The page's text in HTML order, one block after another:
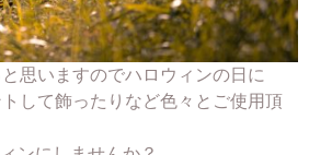
思いますのでハロウィンの日に
して飾ったりなど色々とご使用頂